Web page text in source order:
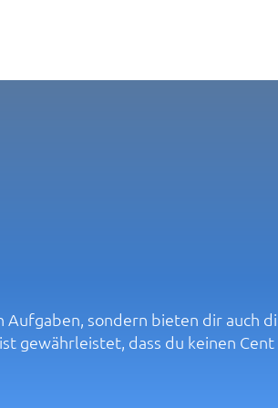
sondern bieten dir auch
gewährleistet, dass du keinen